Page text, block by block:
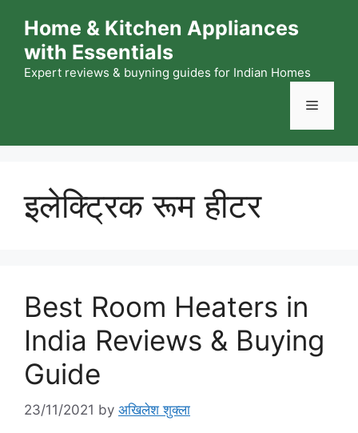
content
Home & Kitchen Appliances
with Essentials
Expert reviews & buyning guides for Indian Homes
Menu
इलेक्ट्रिक रूम हीटर
Best Room Heaters in
India Reviews & Buying
Guide
23/11/2021 by अखिलेश शुक्ला